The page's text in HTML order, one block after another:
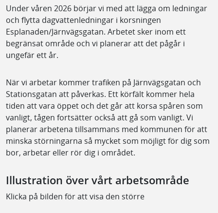
Under våren 2026 börjar vi med att lägga om ledningar
och flytta dagvattenledningar i korsningen
Esplanaden/Järnvägsgatan. Arbetet sker inom ett
begränsat område och vi planerar att det pågår i
ungefär ett år.
När vi arbetar kommer trafiken på Järnvägsgatan och
Stationsgatan att påverkas. Ett körfält kommer hela
tiden att vara öppet och det går att korsa spåren som
vanligt, tågen fortsätter också att gå som vanligt. Vi
planerar arbetena tillsammans med kommunen för att
minska störningarna så mycket som möjligt för dig som
bor, arbetar eller rör dig i området.
Illustration över vårt arbetsområde
Klicka på bilden för att visa den större